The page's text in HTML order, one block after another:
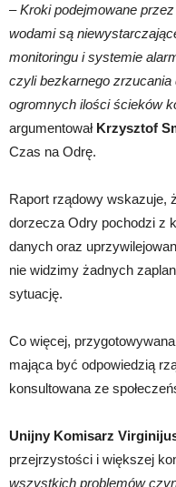
–Kroki podejmowane
wodami są
monitoringu i systemie
czyli bezkarnego
ogromnych ilości ścieków
argumentował Krzysztof
Czas na Odrę.
Raport rządowy wskazuje,
dorzecza Odry pochodzi z
danych oraz
nie widzimy żadnych
sytuację.
Co więcej,
mająca być odpowiedzią
konsultowana ze
Unijny Komisarz
przejrzystości i większej
wszystkich problemów